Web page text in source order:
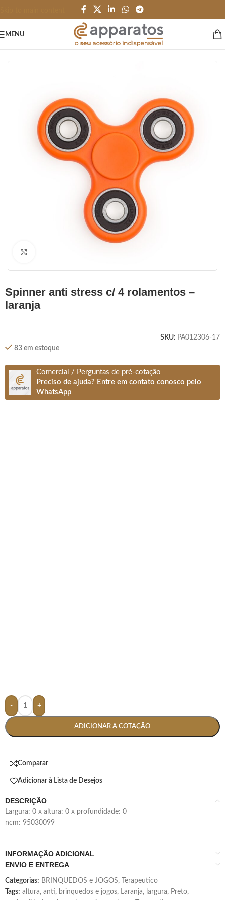
MENU
BRINQUEDOS e JOGOS/Terapeutico
spinner anti stress c/ 4 rolamentos –
laranja
SKU: PA012306-17
83 em estoque
Comercial / Perguntas de pré-cotação
Preciso de ajuda? Entre em contato conosco pelo
WhatsApp
- +
ADICIONAR A COTAÇÃO
Comparar
Adicionar à Lista de Desejos
DESCRIÇÃO
largura: 0 x altura: 0 x profundidade: 0
ncm: 95030099
INFORMAÇÃO ADICIONAL
ENVIO E ENTREGA
Categorias: BRINQUEDOS e JOGOS,
Terapeutico
Tags: altura, anti, brinquedos e jogos, Laranja, largura, Preto,